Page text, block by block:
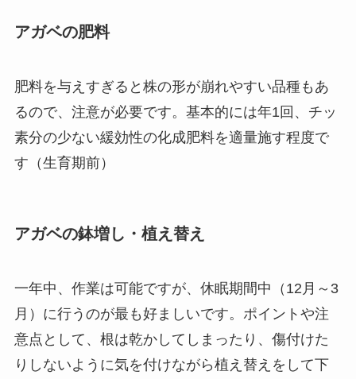
アガベの肥料
肥料を与えすぎると株の形が崩れやすい品種もあ
るので、注意が必要です。基本的には年1回、チッ
素分の少ない緩効性の化成肥料を適量施す程度で
す（生育期前）
アガベの鉢増し・植え替え
一年中、作業は可能ですが、休眠期間中（12月～3
月）に行うのが最も好ましいです。ポイントや注
意点として、根は乾かしてしまったり、傷付けた
りしないように気を付けながら植え替えをして下